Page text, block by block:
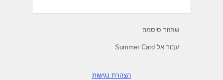
שחזור סיסמה
עבור אל Summer Card
הצהרת נגישות